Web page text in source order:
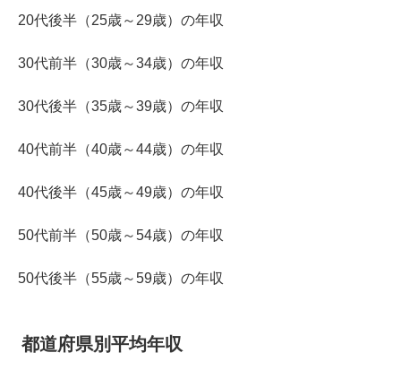
20代後半（25歳～29歳）の年収
30代前半（30歳～34歳）の年収
30代後半（35歳～39歳）の年収
40代前半（40歳～44歳）の年収
40代後半（45歳～49歳）の年収
50代前半（50歳～54歳）の年収
50代後半（55歳～59歳）の年収
都道府県別平均年収